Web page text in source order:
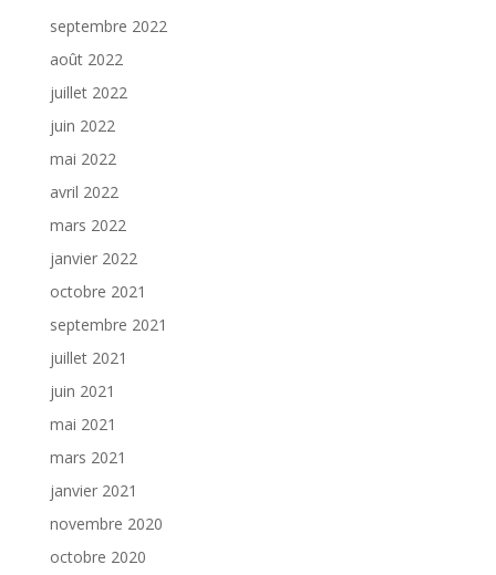
septembre 2022
août 2022
juillet 2022
juin 2022
mai 2022
avril 2022
mars 2022
janvier 2022
octobre 2021
septembre 2021
juillet 2021
juin 2021
mai 2021
mars 2021
janvier 2021
novembre 2020
octobre 2020